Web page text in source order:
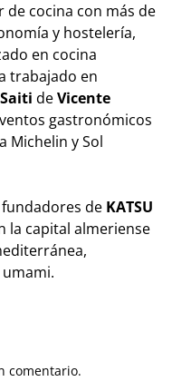
de cocina con más de
y hostelería,
en cocina
trabajado en
Saiti deVicente
gastronómicos
Michelin y Sol
de KATSU
la capital almeriense
comentario.